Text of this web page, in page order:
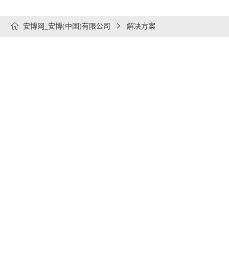
 安博网_安博(中国)有限公司  解决方案